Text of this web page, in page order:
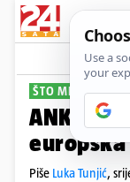
ŠTO MISLITE?
ANKETA
Piše Luka Tunjić,